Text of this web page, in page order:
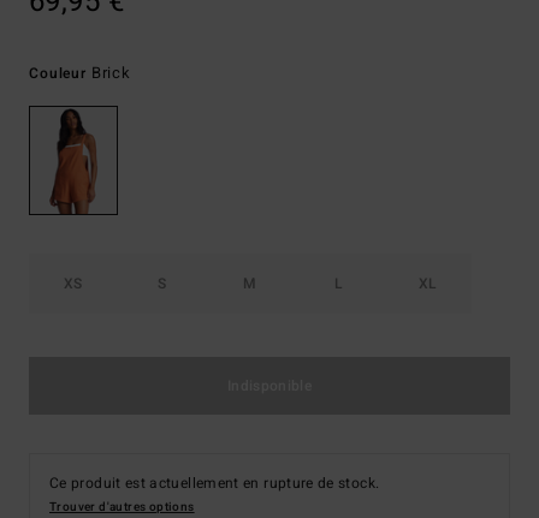
Couleur Brick
XS S M L XL
Ce produit est actuellement en rupture de stock.
Trouver d'autres options